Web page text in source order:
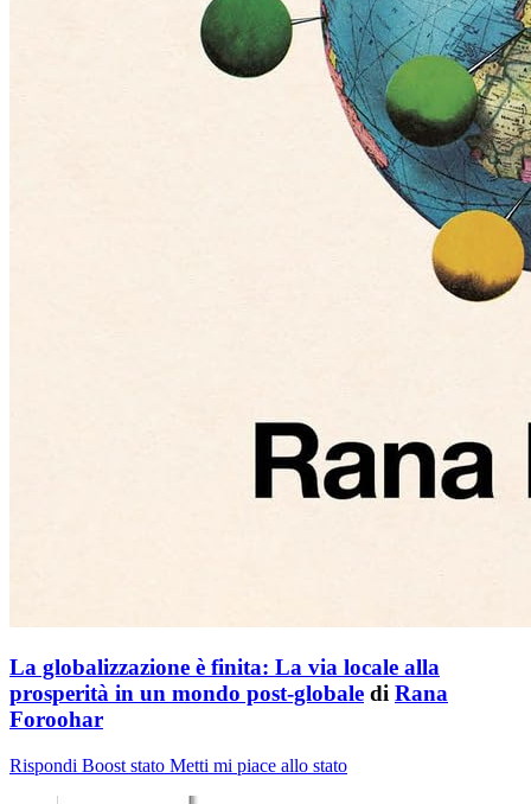
La globalizzazione è finita: La via locale alla
prosperità in un mondo post-globale di Rana
Foroohar
Rispondi Boost stato Metti mi piace allo stato